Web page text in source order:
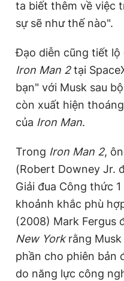
ta biết thêm về việc
sự sẽ như thế nào".
Đạo diễn cũng tiết lộ
Iron Man 2tại
bạn" với Musk sau
còn xuất hiện
của Iron Man.
Trong Iron Man 2,
(Robert Downey Jr.
Giải đua Công thức
khoảnh khắc phù
(2008) Mark Fergus
New Yorkrằng
phần cho phiên bản
do năng lực công